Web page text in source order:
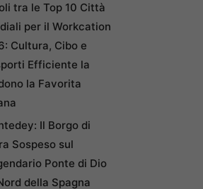
tra le Top 10 Città
per il Workcation
Cultura, Cibo e
Efficiente la
la Favorita
Il Borgo di
Sospeso sul
Ponte di Dio
della Spagna